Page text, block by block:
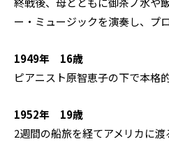
ー・ミュージックを演奏し、プ
1949年 16歳
ピアニスト原智恵子の下で本格
1952年 19歳
2週間の船旅を経てアメリカに渡